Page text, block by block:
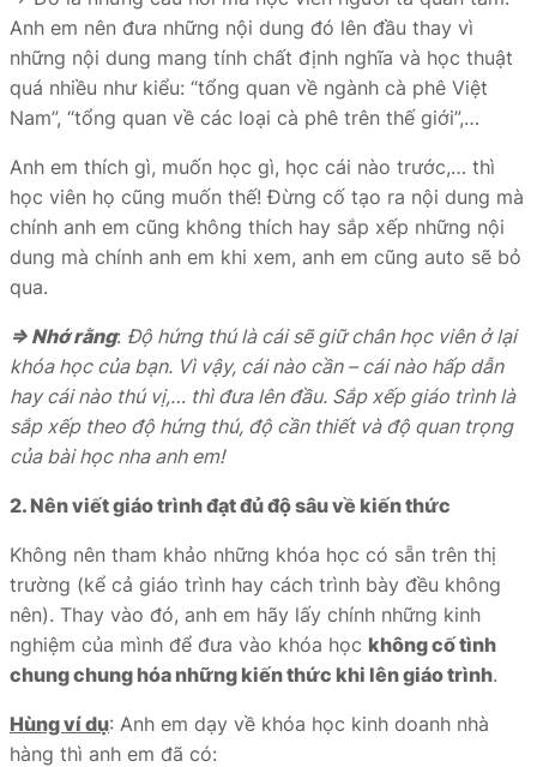
Anh em nên đưa những nội dung đó lên đầu thay vì
những nội dung mang tính chất định nghĩa và học thuật
quá nhiều như kiểu: “tổng quan về ngành cà phê Việt
Nam”, “tổng quan về các loại cà phê trên thế giới”,…
Anh em thích gì, muốn học gì, học cái nào trước,… thì
học viên họ cũng muốn thế! Đừng cố tạo ra nội dung mà
chính anh em cũng không thích hay sắp xếp những nội
dung mà chính anh em khi xem, anh em cũng auto sẽ bỏ
qua.
⇒ Nhớ rằng: Độ hứng thú là cái sẽ giữ chân học viên ở lại
khóa học của bạn. Vì vậy, cái nào cần – cái nào hấp dẫn
hay cái nào thú vị,… thì đưa lên đầu. Sắp xếp giáo trình là
sắp xếp theo độ hứng thú, độ cần thiết và độ quan trọng
của bài học nha anh em!
2. Nên viết giáo trình đạt đủ độ sâu về kiến thức
Không nên tham khảo những khóa học có sẵn trên thị
trường (kể cả giáo trình hay cách trình bày đều không
nên). Thay vào đó, anh em hãy lấy chính những kinh
nghiệm của mình để đưa vào khóa học không cố tình
chung chung hóa những kiến thức khi lên giáo trình.
Hùng ví dụ: Anh em dạy về khóa học kinh doanh nhà
hàng thì anh em đã có: